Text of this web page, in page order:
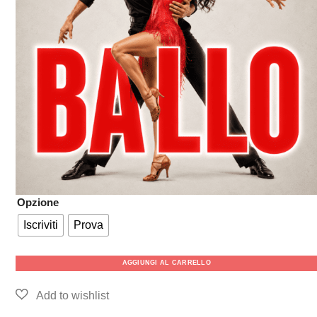
Opzione
Iscriviti
Prova
AGGIUNGI AL CARRELLO